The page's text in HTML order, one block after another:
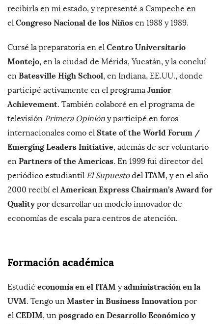
recibirla en mi estado, y representé a Campeche en
el Congreso Nacional de los Niños en 1988 y 1989.
Cursé la preparatoria en el Centro Universitario
Montejo, en la ciudad de Mérida, Yucatán, y la concluí
en Batesville High School, en Indiana, EE.UU., donde
participé activamente en el programa Junior
Achievement. También colaboré en el programa de
televisión Primera Opinión y participé en foros
internacionales como el State of the World Forum /
Emerging Leaders Initiative, además de ser voluntario
en Partners of the Americas. En 1999 fui director del
periódico estudiantil El Supuestodel ITAM, y en el año
2000 recibí el American Express Chairman’s Award for
Quality por desarrollar un modelo innovador de
economías de escala para centros de atención.
Formación académica
Estudié economía en el ITAM yadministración en la
UVM. Tengo un Master in Business Innovation por
el CEDIM, un posgrado en Desarrollo Económico y